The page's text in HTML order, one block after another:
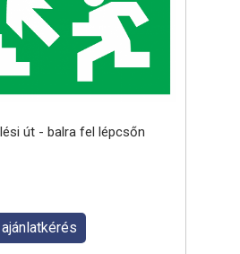
út - balra fel lépcsőn
ajánlatkérés